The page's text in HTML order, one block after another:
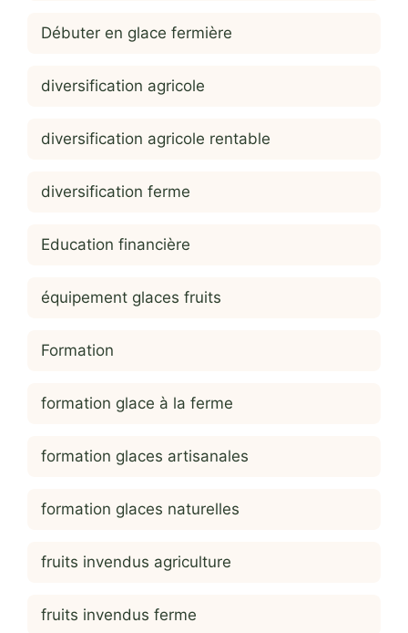
Débuter en glace fermière
diversification agricole
diversification agricole rentable
diversification ferme
Education financière
équipement glaces fruits
Formation
formation glace à la ferme
formation glaces artisanales
formation glaces naturelles
fruits invendus agriculture
fruits invendus ferme